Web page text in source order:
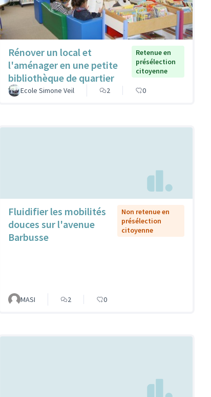
Rénover un local et
l'aménager en une petite
bibliothèque de quartier
Retenue en
présélection
citoyenne
Ecole Simone Veil 2 0
Fluidifier les mobilités
douces sur l'avenue
Barbusse
Non retenue en
présélection
citoyenne
MASI 2 0